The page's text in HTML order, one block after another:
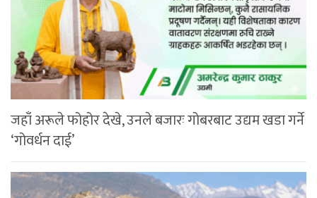
जहाँ अरूले फोहोर देखे, उनले बजारः गोबरबाट उद्यम खडा गर्ने
‘गोवर्धन दाई’